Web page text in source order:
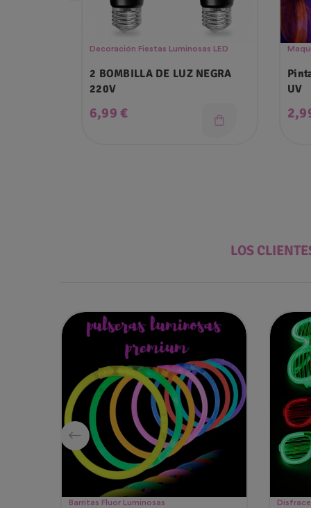
Decoración Fiestas Luminosas LED
2 BOMBILLA DE LUZ NEGRA
220V
Precio
6,99 €
UV
LOS
Barritas Fluor Luminosas